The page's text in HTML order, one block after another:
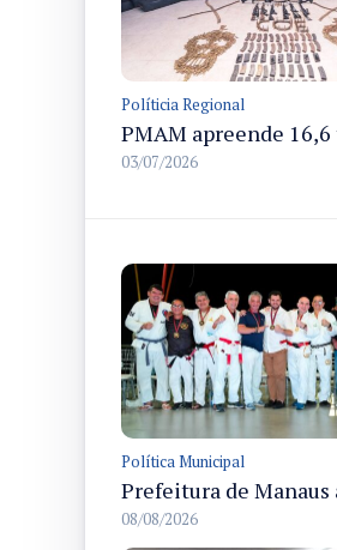
Políticia Regional
03/07/2026
Política Municipal
08/08/2026